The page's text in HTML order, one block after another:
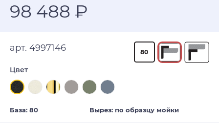
98 488 ₽
арт. 4997146 80
Цвет
База: 80 Вырез: по образцу мойки